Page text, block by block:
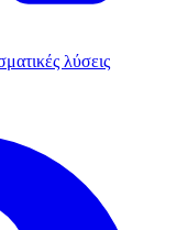
λύσεις